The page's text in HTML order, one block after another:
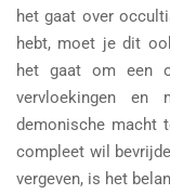
het gaat over
hebt, moet je dit
het gaat om een
vervloekingen
demonische macht
compleet wil
vergeven, is het